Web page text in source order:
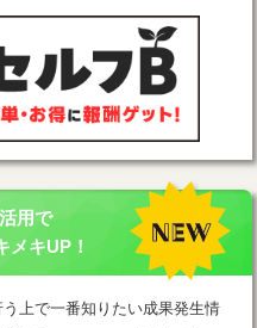
用で
メキUP！
上で一番知りたい成果発生情